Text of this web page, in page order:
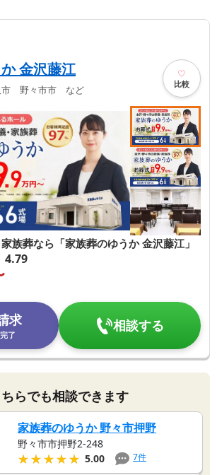
金沢藤江
市 野々市市 など 比較
族葬なら「家族葬のゆうか 金沢藤江」
4.79
求
了
相談する
らでも相談できます
家族葬のゆうか 野々市押野
野々市市押野2-248
★★★★★
★★★★★ 5.00 7件